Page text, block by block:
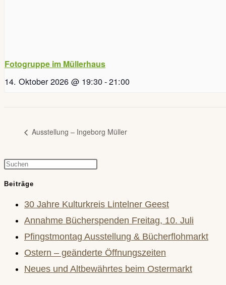
Fotogruppe im Müllerhaus
14. Oktober 2026 @ 19:30-21:00
Ausstellung – Ingeborg Müller
Press
close
the
search
panel.
Beiträge
30 Jahre Kulturkreis Lintelner Geest
Annahme Bücherspenden Freitag, 10. Juli
Pfingstmontag Ausstellung & Bücherflohmarkt
Ostern – geänderte Öffnungszeiten
Neues und Altbewährtes beim Ostermarkt